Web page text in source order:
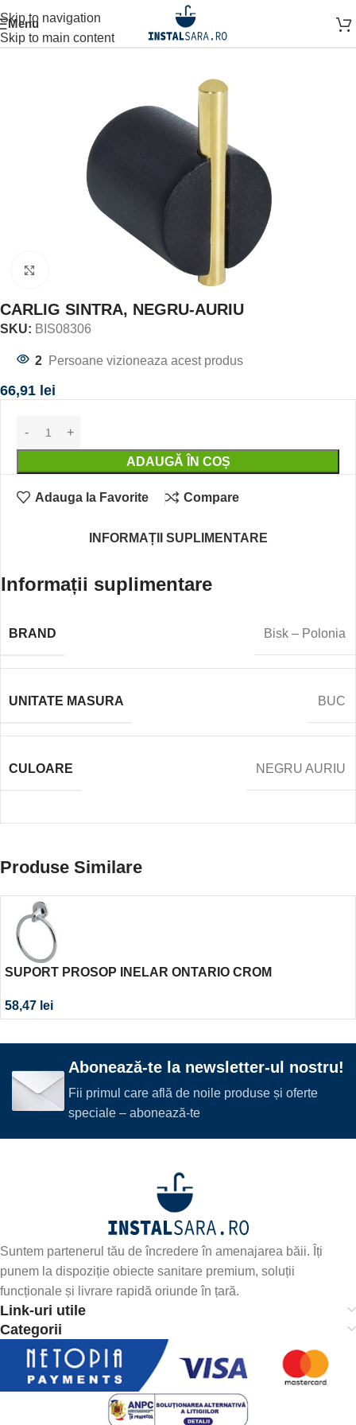
Skip to navigation
Skip to main content
Menu
Prima pagină ACCESORII BAIE ACCESORIU DE PERETE
CARLIG SINTRA, NEGRU-AURIU
SKU: BIS08306
2 Persoane vizioneaza acest produs
66,91 lei
ADAUGĂ ÎN COȘ
Adauga la Favorite Compare
INFORMAȚII SUPLIMENTARE
Informații suplimentare
BRAND Bisk – Polonia
UNITATE MASURA BUC
CULOARE NEGRU AURIU
Produse Similare
SUPORT PROSOP INELAR ONTARIO CROM
58,47 lei
Abonează-te la newsletter-ul nostru!
Fii primul care află de noile produse și oferte
speciale – abonează-te
Suntem partenerul tău de încredere în amenajarea băii. Îți
punem la dispoziție obiecte sanitare premium, soluții
funcționale și livrare rapidă oriunde în țară.
Link-uri utile
Categorii